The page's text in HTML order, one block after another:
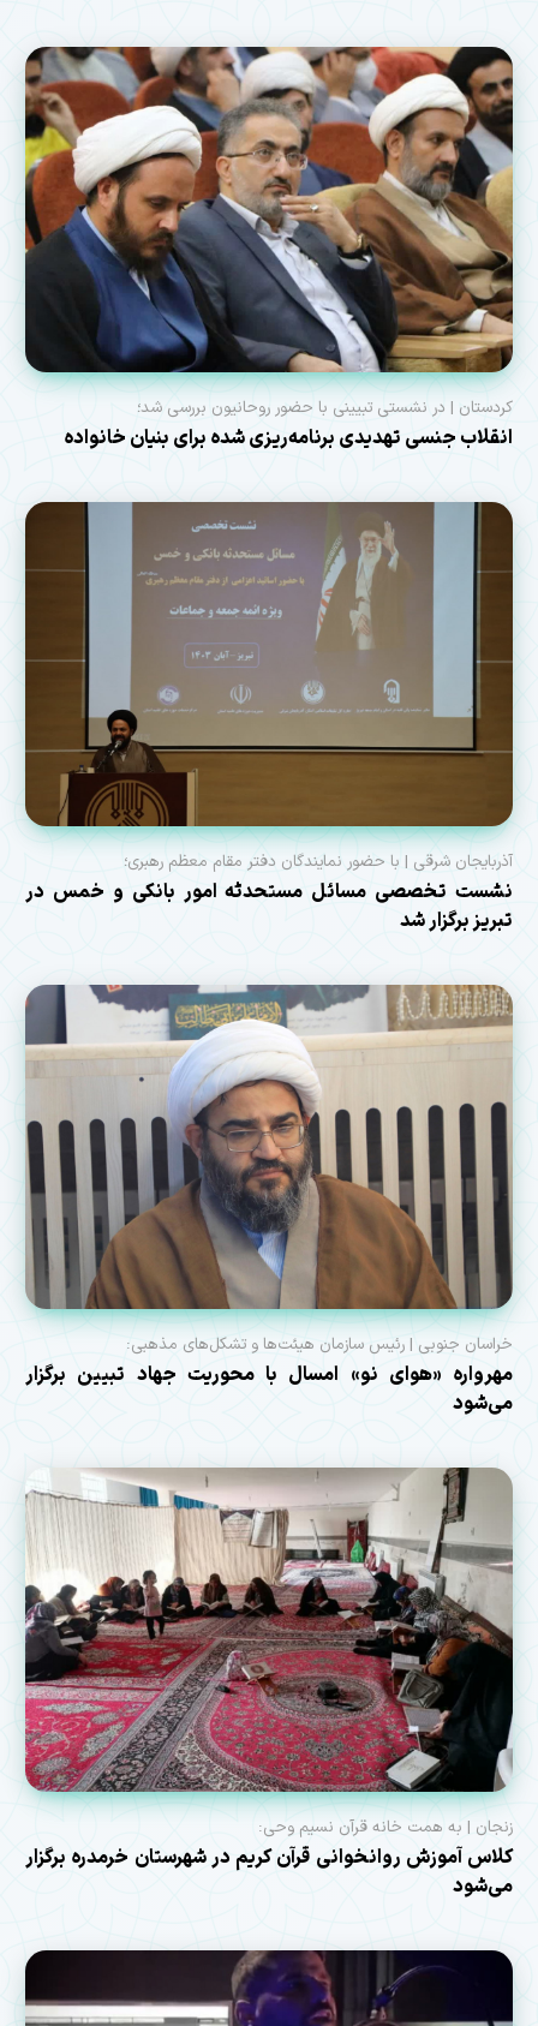
کردستان | در نشستی تبیینی با حضور روحانیون بررسی شد؛
انقلاب جنسی تهدیدی برنامه‌ریزی شده برای بنیان خانواده
آذربایجان شرقی | با حضور نمایندگان دفتر مقام معظم رهبری؛
نشست تخصصی مسائل مستحدثه امور بانکی و خمس در
تبریز برگزار شد
خراسان جنوبی | رئیس سازمان هیئت‌ها و تشکل‌های مذهبی:
مهرواره «هوای نو» امسال با محوریت جهاد تبیین برگزار
می‌شود
زنجان | به همت خانه قرآن نسیم وحی:
کلاس آموزش روانخوانی قرآن کریم در شهرستان خرمدره برگزار
می‌شود